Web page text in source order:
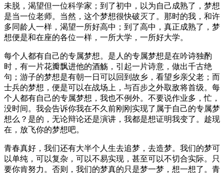
未脱，渴望但一位科学家；到了初中，以为自己成熟了，梦想
是当一位老师。当然，这个梦想很快破灭了。那时的我，和许
多同龄人一样，渴望一所好高中；到了高中，真正成熟了，梦
想便是和在座的各位一样，一所大学，一所好大学。
每个人都有自己的专属梦想。是人的专属梦想是在吟诗独酌
时，有一片花瓣飘进他的酒觞，引起一片诗意，做出千古绝
句；游子的梦想是有朝一日可以回到故乡，看望乡亲父老；而
士兵的梦想，便是可以在战场上，与百步之外取敌将首级。每
个人都有自己的专属梦想，我也不例外。不要说作业多，忙，
没时间。我会告诉你我在不久前刚刚实现了属于自己的专属梦
想么？是的，无论辩论还是演讲，我都是想证明我变了。趁现
在，放飞你的梦想吧。
青春真好，我们还有大半个人生去追梦，去造梦。我们的梦可
以单纯，可以复杂，可以不易实现，甚至可以不切合实际。只
要你肯努力。否则，我们的梦真的只是梦一梦，想一想了。青